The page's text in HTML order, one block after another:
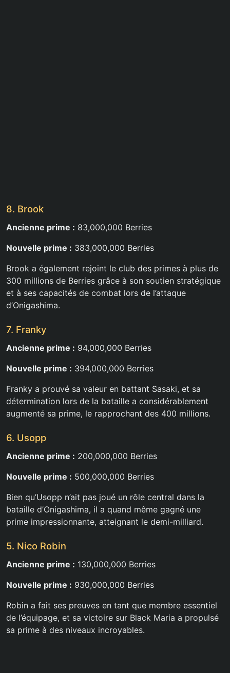
8. Brook
Ancienne prime : 83,000,000 Berries
Nouvelle prime : 383,000,000 Berries
Brook a également rejoint le club des primes à plus de
300 millions de Berries grâce à son soutien stratégique
et à ses capacités de combat lors de l’attaque
d’Onigashima.
7. Franky
Ancienne prime : 94,000,000 Berries
Nouvelle prime : 394,000,000 Berries
Franky a prouvé sa valeur en battant Sasaki, et sa
détermination lors de la bataille a considérablement
augmenté sa prime, le rapprochant des 400 millions.
6. Usopp
Ancienne prime : 200,000,000 Berries
Nouvelle prime : 500,000,000 Berries
Bien qu’Usopp n’ait pas joué un rôle central dans la
bataille d’Onigashima, il a quand même gagné une
prime impressionnante, atteignant le demi-milliard.
5. Nico Robin
Ancienne prime : 130,000,000 Berries
Nouvelle prime : 930,000,000 Berries
Robin a fait ses preuves en tant que membre essentiel
de l’équipage, et sa victoire sur Black Maria a propulsé
sa prime à des niveaux incroyables.